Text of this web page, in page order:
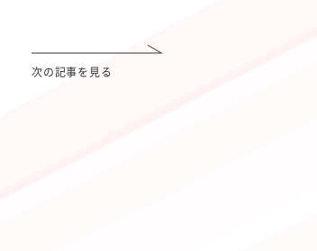
次の記事を見る